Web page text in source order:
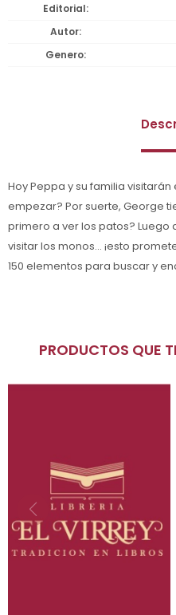
Editorial
Autor
Genero
Hoy Peppa y su familia
empezar? Por suerte, George
primero a ver los patos? Luego
visitar los monos... ¡esto
150 elementos para buscar y
PRODUCTOS QUE